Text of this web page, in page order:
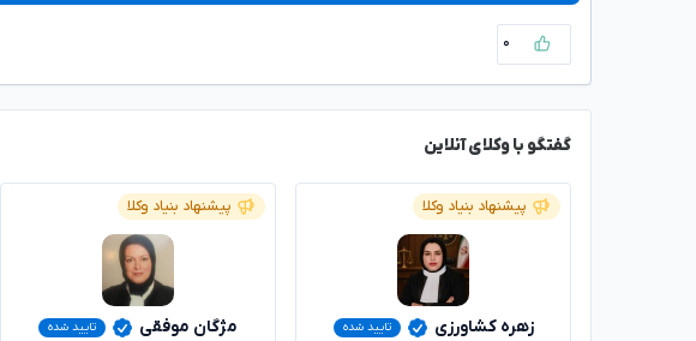
۰
گفتگو با وکلای آنلاین
پیشنهاد بنیاد وکلا
زهره کشاورزی
تایید شده
پیشنهاد بنیاد وکلا
مژگان موفقی
تایید شده